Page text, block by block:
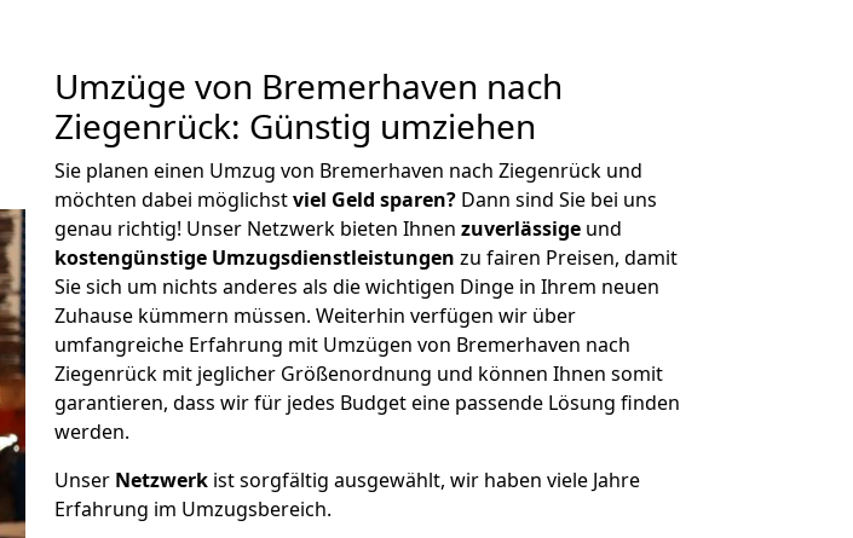
Umzüge von Bremerhaven nach
Ziegenrück: Günstig umziehen
Sie planen einen Umzug von Bremerhaven nach Ziegenrück und
möchten dabei möglichstviel Geld sparen? Dann sind Sie bei uns
genau richtig! Unser Netzwerk bieten Ihnen zuverlässige und
kostengünstige Umzugsdienstleistungen zu fairen Preisen, damit
Sie sich um nichts anderes als die wichtigen Dinge in Ihrem neuen
Zuhause kümmern müssen. Weiterhin verfügen wir über
umfangreiche Erfahrung mit Umzügen von Bremerhaven nach
Ziegenrück mit jeglicher Größenordnung und können Ihnen somit
garantieren, dass wir für jedes Budget eine passende Lösung finden
werden.
Unser Netzwerk ist sorgfältig ausgewählt, wir haben viele Jahre
Erfahrung im Umzugsbereich.